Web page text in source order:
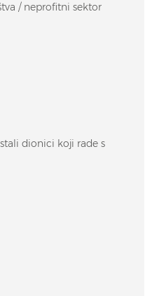
/ neprofitni sektor
dionici koji rade s